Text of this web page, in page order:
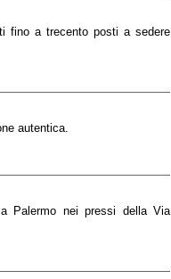
fino a trecento posti a sedere
autentica.
Palermo nei pressi della Via